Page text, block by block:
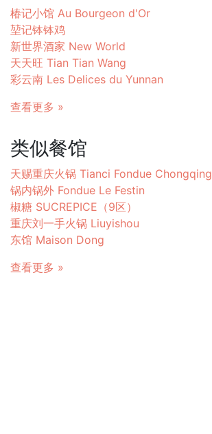
椿记小馆 Au Bourgeon d'Or
堃记钵钵鸡
新世界酒家 New World
天天旺 Tian Tian Wang
彩云南 Les Delices du Yunnan
查看更多 »
类似餐馆
天赐重庆火锅 Tianci Fondue Chongqing
锅内锅外 Fondue Le Festin
椒糖 SUCREPICE（9区）
重庆刘一手火锅 Liuyishou
东馆 Maison Dong
查看更多 »